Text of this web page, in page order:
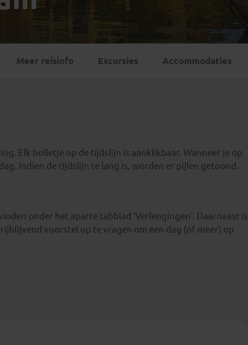
Suriname(1)
Kroatië
(2)
Meer reisinfo Excursies Accommodaties
Elk bolletje op de tijdslijn is aanklikbaar. Wanneer je op
Indien de tijdslijn te lang is, worden er pijlen getoond.
onder het aparte tabblad ‘Verlengingen’. Daarnaast is
voorstel op te vragen om een dag (of meer) op